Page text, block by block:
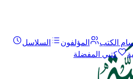
الكتب المؤلفون
السلاسل
كتبي المفضلة